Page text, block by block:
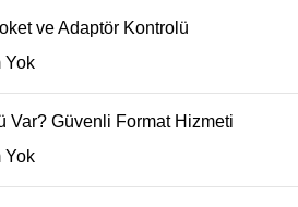
ve Adaptör Kontrolü
Yok
Var? Güvenli Format Hizmeti
Yok